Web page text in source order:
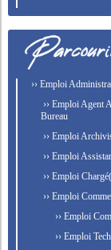
›› Emploi
›› Emploi Agent
Bureau
›› Emploi
›› Emploi
›› Emploi
›› Emploi
›› Emploi
›› Emploi